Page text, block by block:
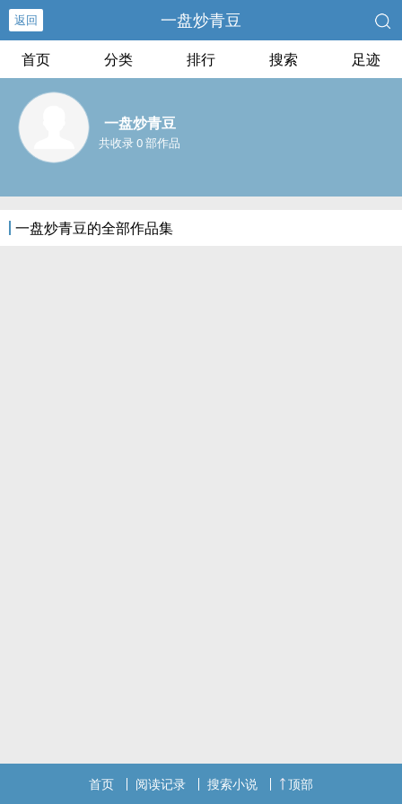
返回 一盘炒青豆
首页 分类 排行 搜索 足迹
一盘炒青豆
共收录 0 部作品
一盘炒青豆的全部作品集
首页 阅读记录 搜索小说 顶部